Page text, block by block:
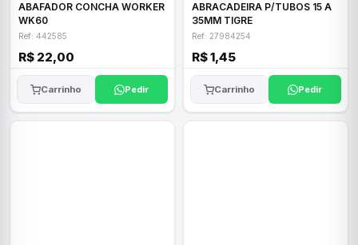
ABAFADOR CONCHA WORKER
WK60
Ref: 442585
R$ 22,00
Carrinho Pedir
ABRACADEIRA P/TUBOS 15 A
35MM TIGRE
Ref: 27984254
R$ 1,45
Carrinho Pedir